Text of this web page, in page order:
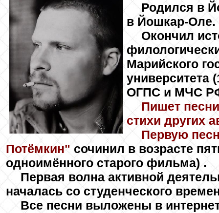
Родился в
в Йошкар-Оле.
Окончил
Марийского
университета
ОГПС и МЧС
Пишет
стихи других
Первую
Потёмкин" сочинил в возрасте
одноимённого старого фильма) .
Первая волна активной
началась со студенческого
Все песни выложены в